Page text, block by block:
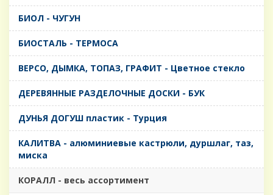
БИОЛ - ЧУГУН
БИОСТАЛЬ - ТЕРМОСА
ВЕРСО, ДЫМКА, ТОПАЗ, ГРАФИТ - Цветное стекло
ДЕРЕВЯННЫЕ РАЗДЕЛОЧНЫЕ ДОСКИ - БУК
ДУНЬЯ ДОГУШ пластик - Турция
КАЛИТВА - алюминиевые кастрюли, дуршлаг, таз,
миска
КОРАЛЛ - весь ассортимент